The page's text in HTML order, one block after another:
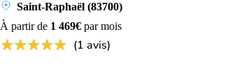
Saint-Raphaël (83700)
À partir de 1 469€ par mois
(1 avis)